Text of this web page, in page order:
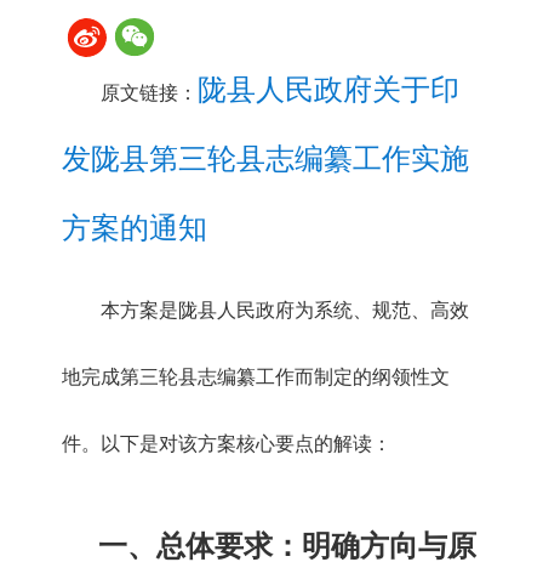
原文链接： 陇县人民政府关于印
发陇县第三轮县志编纂工作实施
方案的通知
本方案是陇县人民政府为系统、规范、高效
地完成第三轮县志编纂工作而制定的纲领性文
件。以下是对该方案核心要点的解读：
一、 总体要求：明确方向与原